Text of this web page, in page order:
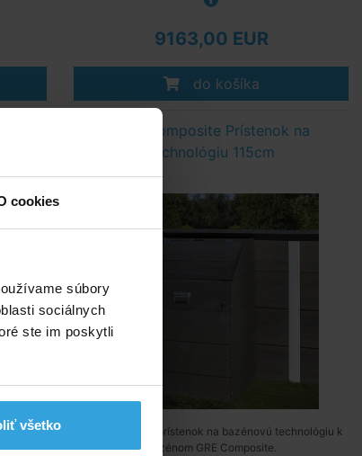
cookies
súbory
sociálnych
ste im poskytli
všetko
9163,00 EUR
do košíka
k
GRE Composite Prístenok na
technológiu 115cm
Uzamykateľný prístenok na bazénovú technológiu k
bazénom GRE Composite.